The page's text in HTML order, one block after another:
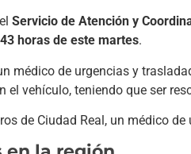
Servicio de Atención y
horas de este martes.
médico de urgencias y
vehículo, teniendo que ser
de Ciudad Real, un médico